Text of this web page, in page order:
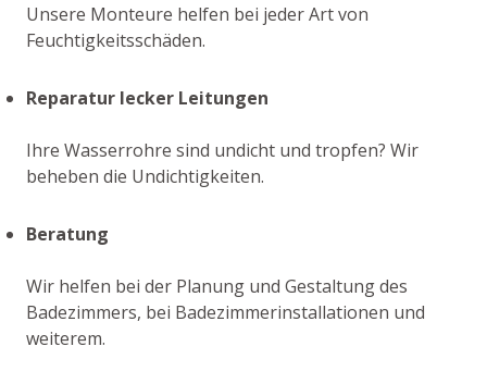
Unsere Monteure helfen bei jeder Art von
Feuchtigkeitsschäden.
Reparatur lecker Leitungen
Ihre Wasserrohre sind undicht und tropfen? Wir
beheben die Undichtigkeiten.
Beratung
Wir helfen bei der Planung und Gestaltung des
Badezimmers, bei Badezimmerinstallationen und
weiterem.